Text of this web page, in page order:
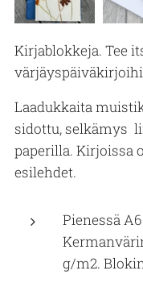
Kirjablokkeja. Tee
Laadukkaita
sidottu, selkämys
paperilla. Kirjoissa
esilehdet.
Pienessä
g/m2.